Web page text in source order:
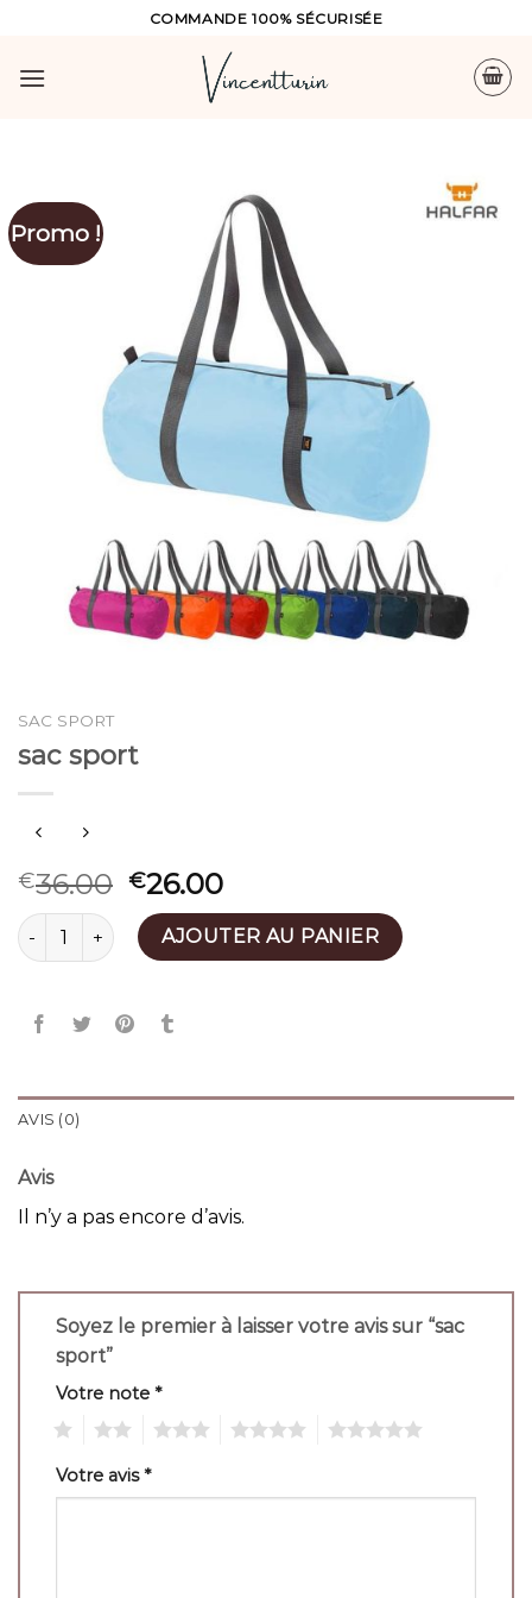
content
COMMANDE 100% SÉCURISÉE
Promo !
SAC SPORT
sac sport
€36.00 €26.00
quantité de sac sportAJOUTER AU PANIER
AVIS (0)
Avis
Il n’y a pas encore d’avis.
Soyez le premier à laisser votre avis sur “sac
sport”
Votre note *
Votre avis*